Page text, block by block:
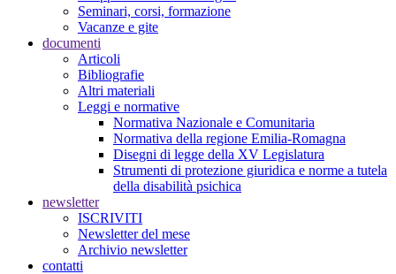
Seminari, corsi, formazione
Vacanze e gite
documenti
Articoli
Bibliografie
Altri materiali
Leggi e normative
Normativa Nazionale e Comunitaria
Normativa della regione Emilia-Romagna
Disegni di legge della XV Legislatura
Strumenti di protezione giuridica e norme a tutela
della disabilità psichica
newsletter
ISCRIVITI
Newsletter del mese
Archivio newsletter
contatti